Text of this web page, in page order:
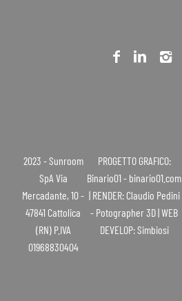
2023 - Sunroom
SpA Via
Mercadante, 10 -
47841 Cattolica
(RN) P.IVA
01968830404
PROGETTO GRAFICO:
Binario01 - binario01.com
| RENDER: Claudio Pedini
- Potographer 3D | WEB
DEVELOP: Simbiosi